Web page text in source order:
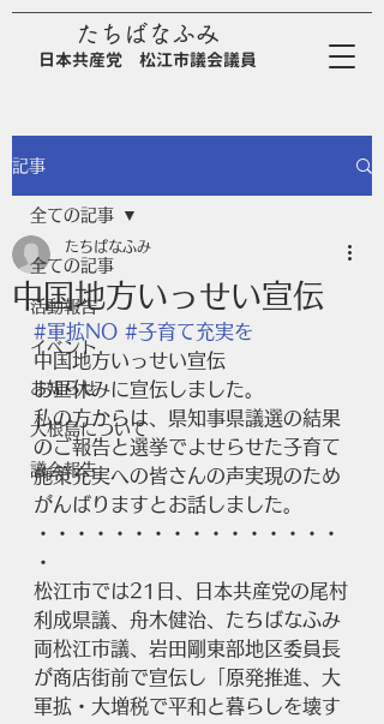
たちばなふみ
日本共産党 松江市議会議員
記事
全ての記事
活動報告
イベント
お知らせ
大根島について
議会報告
全ての記事
中国地方いっせい宣伝
たちばなふみ
#軍拡NO #子育て充実を
中国地方いっせい宣伝
お昼休みに宣伝しました。
私の方からは、県知事県議選の結果
のご報告と選挙でよせらせた子育て
施策充実への皆さんの声実現のため
がんばりますとお話しました。
・・・・・・・・・・・・・・・・
・
松江市では21日、日本共産党の尾村
利成県議、舟木健治、たちばなふみ
両松江市議、岩田剛東部地区委員長
が商店街前で宣伝し「原発推進、大
軍拡・大増税で平和と暮らしを壊す